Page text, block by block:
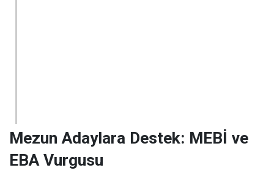
Mezun Adaylara Destek: MEBİ ve
EBA Vurgusu